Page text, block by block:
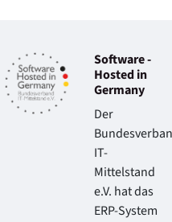
Software -
Hosted in
Germany
Der
IT-
Mittelstand
e.V. hat das
ERP-System